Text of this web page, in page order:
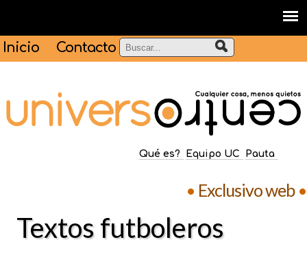
Inicio Contacto
Qué es? Equipo UC Pauta
• Exclusivo web•
Textos futboleros